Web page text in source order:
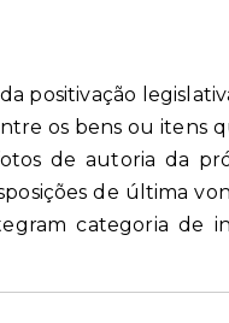
positivação
os bens ou itens
de autoria da
de última
categoria de